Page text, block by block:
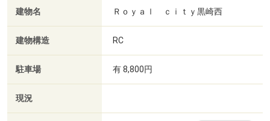
建物名 Ｒｏｙａｌ ｃｉｔｙ黒崎西
建物構造 RC
駐車場 有 8,800円
現況